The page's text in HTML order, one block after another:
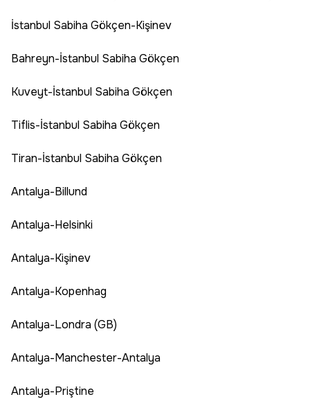
İstanbul Sabiha Gökçen-Kişinev
Bahreyn-İstanbul Sabiha Gökçen
Kuveyt-İstanbul Sabiha Gökçen
Tiflis-İstanbul Sabiha Gökçen
Tiran-İstanbul Sabiha Gökçen
Antalya-Billund
Antalya-Helsinki
Antalya-Kişinev
Antalya-Kopenhag
Antalya-Londra (GB)
Antalya-Manchester-Antalya
Antalya-Priştine